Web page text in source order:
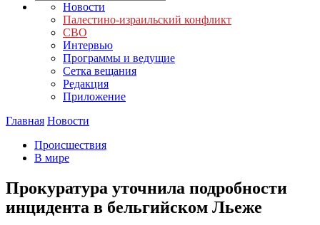
Новости
Палестино-израильский конфликт
СВО
Интервью
Программы и ведущие
Сетка вещания
Редакция
Приложение
Главная Новости
Происшествия
В мире
Прокуратура уточнила подробности
инцидента в бельгийском Льеже